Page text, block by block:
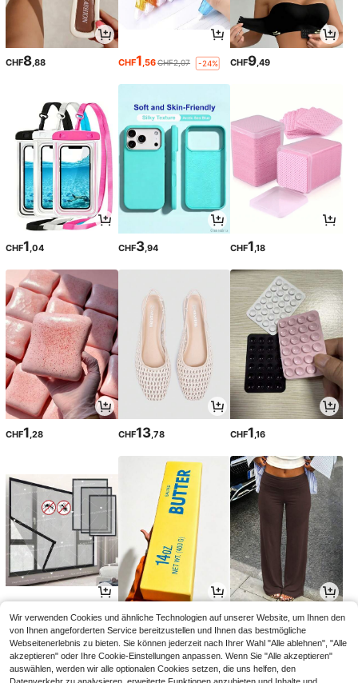
CHF8,88 CHF1,56CHF2,07 -24% CHF9,49
CHF1,04 CHF3,94 CHF1,18
CHF1 ,28 CHF13,78 CHF1 ,16
CHF 3,95CHF4,11 -3% CHF1,28 CHF14,99
Wir verwenden Cookies und ähnliche Technologien auf unserer Website, um Ihnen den
von Ihnen angeforderten Service bereitzustellen und Ihnen das bestmögliche
Webseitenerlebnis zu bieten. Sie können jederzeit nach Ihrer Wahl "Alle ablehnen", "Alle
akzeptieren" oder Ihre Cookie-Einstellungen anpassen. Wenn Sie "Alle akzeptieren"
auswählen, werden wir alle optionalen Cookies setzen, die uns helfen, den